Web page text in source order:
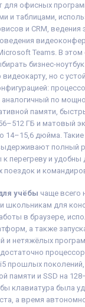
для офисных
и таблицами,
и CRM, ведения
Teams. В этом
бизнес-
видеокарту, но с
аналогичный по
памяти,
ГБ и матовый
14–15,6 дюйма. Такие
полный
к перегреву и удобны
поездок и
учёбы чаще всего
школьникам для
в браузере,
а также
и нетяжёлых
i5 прошлых поколений,
памяти и SSD на
клавиатура была
а время